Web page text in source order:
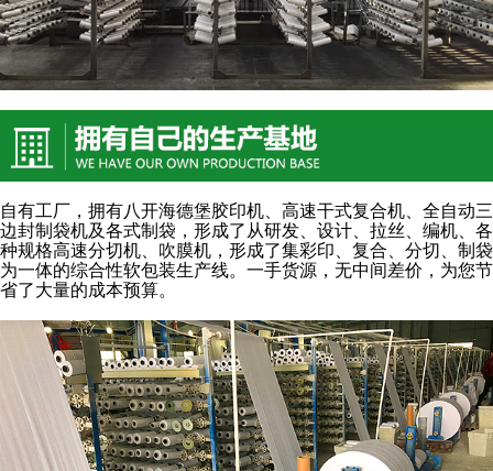
自有工厂，拥有八开海德堡胶印机、高速干式复合机、全自动三
边封制袋机及各式制袋，形成了从研发、设计、拉丝、编机、各
种规格高速分切机、吹膜机，形成了集彩印、复合、分切、制袋
为一体的综合性软包装生产线。一手货源，无中间差价，为您节
省了大量的成本预算。